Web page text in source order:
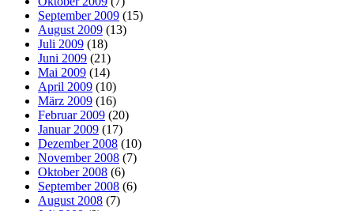
September 2009 (15)
August 2009 (13)
Juli 2009 (18)
Juni 2009 (21)
Mai 2009 (14)
April 2009 (10)
März 2009 (16)
Februar 2009 (20)
Januar 2009 (17)
Dezember 2008 (10)
November 2008 (7)
Oktober 2008 (6)
September 2008 (6)
August 2008 (7)